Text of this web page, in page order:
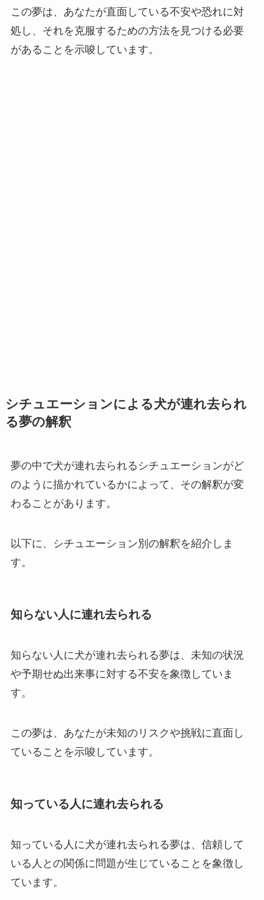
この夢は、あなたが直面している不安や恐れに対
処し、それを克服するための方法を見つける必要
があることを示唆しています。
シチュエーションによる犬が連れ去られ
る夢の解釈
夢の中で犬が連れ去られるシチュエーションがど
のように描かれているかによって、その解釈が変
わることがあります。
以下に、シチュエーション別の解釈を紹介しま
す。
知らない人に連れ去られる
知らない人に犬が連れ去られる夢は、未知の状況
や予期せぬ出来事に対する不安を象徴していま
す。
この夢は、あなたが未知のリスクや挑戦に直面し
ていることを示唆しています。
知っている人に連れ去られる
知っている人に犬が連れ去られる夢は、信頼して
いる人との関係に問題が生じていることを象徴し
ています。